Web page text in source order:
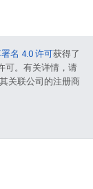
名 4.0 许可获得了
可。有关详情，请
关联公司的注册商